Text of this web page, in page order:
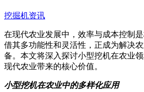
挖掘机资讯
在现代农业发展中，效率与成本控制是
借其多功能性和灵活性，正成为解决
备。本文将深入探讨小型挖机在农业
现代农业带来的核心价值。
小型挖机在农业中的多样化应用